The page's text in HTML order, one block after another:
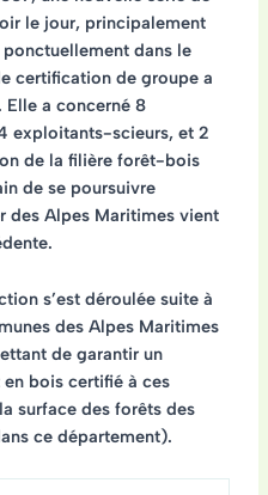
le jour, principalement
dans le
certification de groupe a
a concerné 8
exploitants-scieurs, et 2
de la filière forêt-bois
de se poursuivre
des Alpes Maritimes vient
s’est déroulée suite à
des Alpes Maritimes
de garantir un
bois certifié à ces
surface des forêts des
ce département).